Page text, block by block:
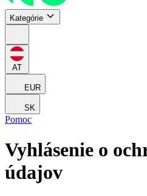
Kategórie
AT
EUR
SK
Pomoc
Vyhlásenie o
údajov